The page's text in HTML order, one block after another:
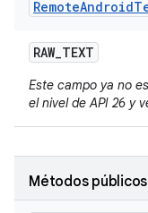
RemoteAndroid
RAW_TEXT
Este campo ya no
el nivel de API 26 y
Métodos públicos